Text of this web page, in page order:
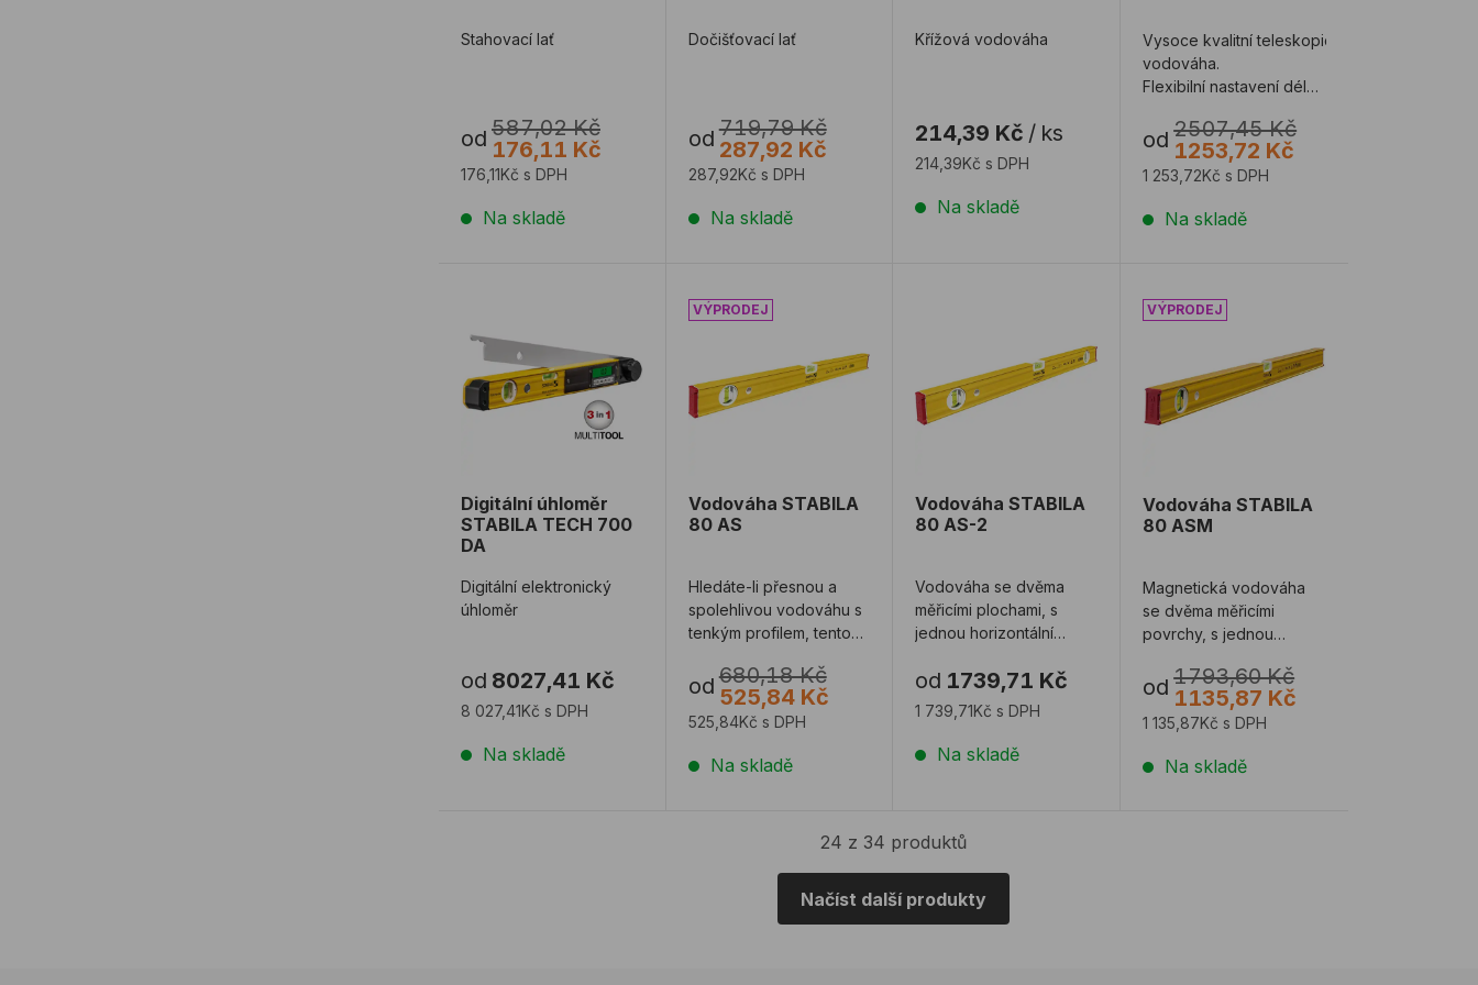
Stahovací lať
od 587,02 Kč
176,11 Kč
176,11Kč s DPH
Na skladě
Dočišťovací lať
od719,79 Kč
287,92 Kč
287,92Kč s DPH
Na skladě
Křížová vodováha
214,39 Kč / ks
214,39Kč s DPH
Na skladě
Vysoce kvalitní teleskopická
vodováha.
Flexibilní nastavení délky
od 2507,45 Kč
1253,72 Kč
1 253,72Kč s DPH
Na skladě
Digitální úhloměr STABILA TECH 700 DA
Digitální úhloměr
STABILA TECH 700
DA
Digitální elektronický
úhloměr
od 8027,41 Kč
8 027,41Kč s DPH
Na skladě
Vodováha STABILA 80 AS
Vodováha STABILA
80 AS
Hledáte-li přesnou a
spolehlivou vodováhu s
tenkým profilem, tento
Vyztužený hlin ...
od680,18 Kč
525,84 Kč
525,84Kč s DPH
Na skladě
Vodováha STABILA 80 AS-2
Vodováha STABILA
80 AS-2
Vodováha se dvěma
měřicími plochami, s
jednou horizontální
vertikálními libelami. ...
od 1739,71 Kč
1 739,71Kč s DPH
Na skladě
Vodováha STABILA 80 ASM
Vodováha STABILA
80 ASM
Magnetická vodováha
se dvěma měřicími
povrchy, s jednou
dvěma vertikálními ...
od 1793,60 Kč
1135,87 Kč
1 135,87Kč s DPH
Na skladě
24 z 34 produktů
Načíst další produkty